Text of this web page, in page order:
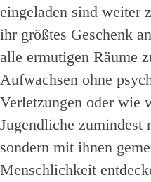
eingeladen sind weiter
ihr größtes Geschenk
alle ermutigen Räume
Aufwachsen ohne
Verletzungen oder wie
Jugendliche zumindest
sondern mit ihnen
Menschlichkeit